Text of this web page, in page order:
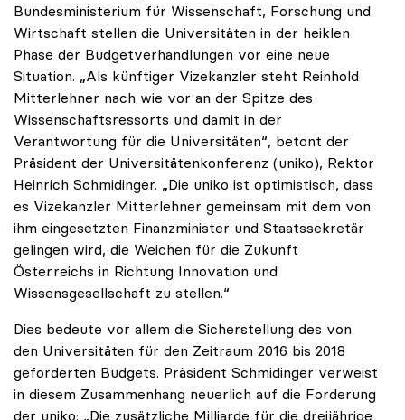
Bundesministerium für Wissenschaft, Forschung und
Wirtschaft stellen die Universitäten in der heiklen
Phase der Budgetverhandlungen vor eine neue
Situation. „Als künftiger Vizekanzler steht Reinhold
Mitterlehner nach wie vor an der Spitze des
Wissenschaftsressorts und damit in der
Verantwortung für die Universitäten“, betont der
Präsident der Universitätenkonferenz (uniko), Rektor
Heinrich Schmidinger. „Die uniko ist optimistisch, dass
es Vizekanzler Mitterlehner gemeinsam mit dem von
ihm eingesetzten Finanzminister und Staatssekretär
gelingen wird, die Weichen für die Zukunft
Österreichs in Richtung Innovation und
Wissensgesellschaft zu stellen.“
Dies bedeute vor allem die Sicherstellung des von
den Universitäten für den Zeitraum 2016 bis 2018
geforderten Budgets. Präsident Schmidinger verweist
in diesem Zusammenhang neuerlich auf die Forderung
der uniko: „Die zusätzliche Milliarde für die dreijährige